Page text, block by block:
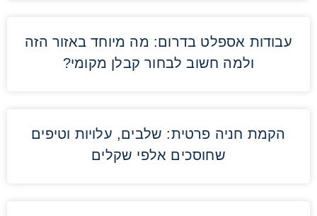
עבודות אספלט בדרום: מה מיוחד באזור הזה
ולמה חשוב לבחור קבלן מקומי?
הקמת חניה פרטית: שלבים, עלויות וטיפים
שחוסכים אלפי שקלים